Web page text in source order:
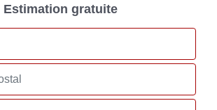
Estimation gratuite